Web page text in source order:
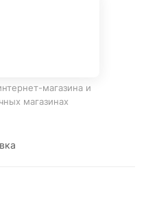
магазина и
магазинах